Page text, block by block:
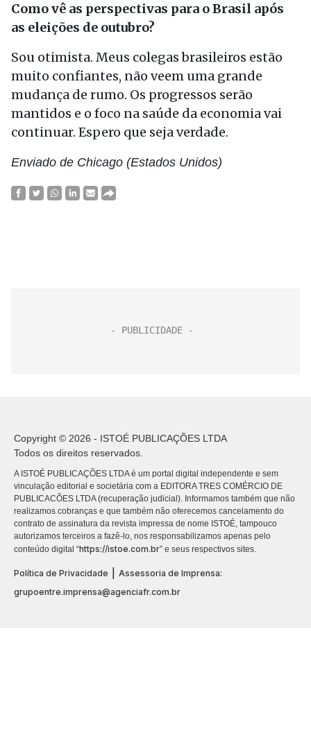
Como vê as perspectivas para o Brasil após
as eleições de outubro?
Sou otimista. Meus colegas brasileiros estão
muito confiantes, não veem uma grande
mudança de rumo. Os progressos serão
mantidos e o foco na saúde da economia vai
continuar. Espero que seja verdade.
Enviado de Chicago (Estados Unidos)
Copyright © 2026 - ISTOÉ PUBLICAÇÕES LTDA
Todos os direitos reservados.
A ISTOÉ PUBLICAÇÕES LTDA é um portal digital independente e sem
vinculação editorial e societária com a EDITORA TRES COMÉRCIO DE
PUBLICACÕES LTDA (recuperação judicial). Informamos também que não
realizamos cobranças e que também não oferecemos cancelamento do
contrato de assinatura da revista impressa de nome ISTOÉ, tampouco
autorizamos terceiros a fazê-lo, nos responsabilizamos apenas pelo
conteúdo digital “https://istoe.com.br” e seus respectivos sites.
Política de Privacidade
Assessoria de Imprensa:
grupoentre.imprensa@agenciafr.com.br